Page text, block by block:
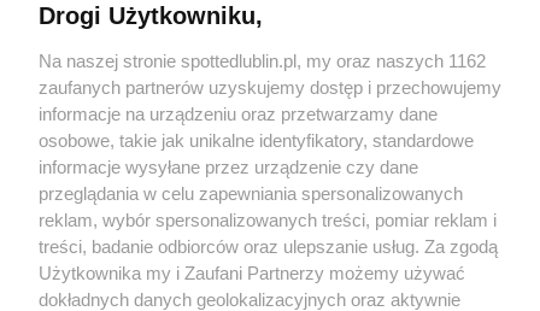
KATEGORIE
OGŁOSZENIA
WYDARZENIA
Regulamin
Polityka prywatności
RODO
Warunki korzystania z treści
Drogi Użytkowniku,
Na naszej stronie spottedlublin.pl, my oraz naszych 1162
zaufanych partnerów uzyskujemy dostęp i przechowujemy
informacje na urządzeniu oraz przetwarzamy dane
osobowe, takie jak unikalne identyfikatory, standardowe
informacje wysyłane przez urządzenie czy dane
przeglądania w celu zapewniania spersonalizowanych
reklam, wybór spersonalizowanych treści, pomiar reklam i
treści, badanie odbiorców oraz ulepszanie usług. Za zgodą
Użytkownika my i Zaufani Partnerzy możemy używać
dokładnych danych geolokalizacyjnych oraz aktywnie